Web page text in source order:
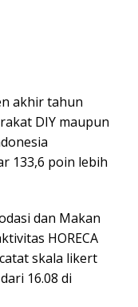
akhir tahun
DIY maupun
133,6 poin lebih
dan Makan
HORECA
skala likert
16.08 di